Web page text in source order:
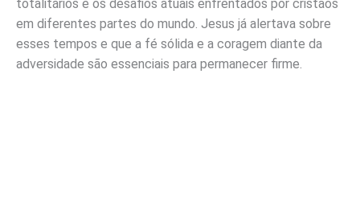
totalitários e os desafios atuais enfrentados por cristãos
em diferentes partes do mundo. Jesus já alertava sobre
esses tempos e que a fé sólida e a coragem diante da
adversidade são essenciais para permanecer firme.